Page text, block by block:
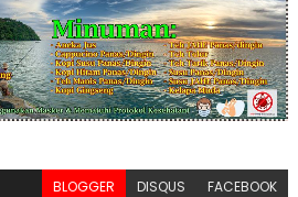
BLOGGER DISQUS FACEBOOK